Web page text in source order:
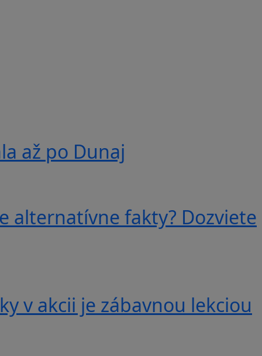
až po Dunaj
alternatívne fakty? Dozviete
v akcii je zábavnou lekciou